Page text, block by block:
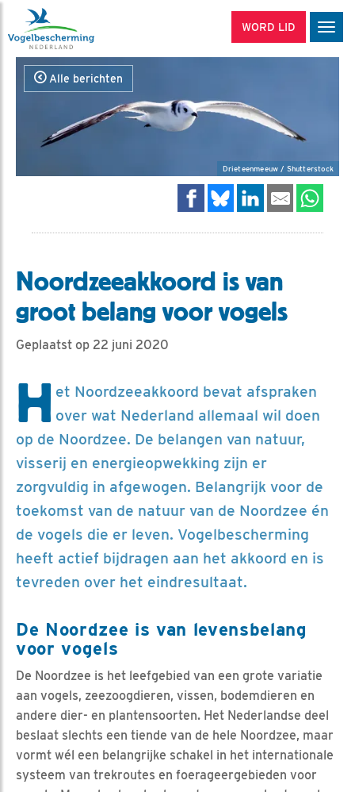
WORD LID
Alle berichten
Drieteenmeeuw / Shutterstock
Noordzeeakkoord is van
groot belang voor vogels
Geplaatst op 22 juni 2020
H et Noordzeeakkoord bevat afspraken
over wat Nederland allemaal wil doen
op de Noordzee. De belangen van natuur,
visserij en energieopwekking zijn er
zorgvuldig in afgewogen. Belangrijk voor de
toekomst van de natuur van de Noordzee én
de vogels die er leven. Vogelbescherming
heeft actief bijdragen aan het akkoord en is
tevreden over het eindresultaat.
De Noordzee is van levensbelang
voor vogels
De Noordzee is het leefgebied van een grote variatie
aan vogels, zeezoogdieren, vissen, bodemdieren en
andere dier- en plantensoorten. Het Nederlandse deel
beslaat slechts een tiende van de hele Noordzee, maar
vormt wél een belangrijke schakel in het internationale
systeem van trekroutes en foerageergebieden voor